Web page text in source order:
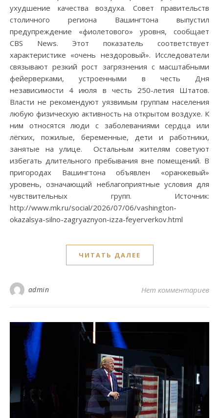
ухудшение качества воздуха. Совет правительств
столичного региона Вашингтона выпустил
предупреждение «фиолетового» уровня, сообщает
CBS News. Этот показатель соответствует
характеристике «очень нездоровый». Исследователи
связывают резкий рост загрязнения с масштабными
фейерверками, устроенными в честь Дня
независимости 4 июля в честь 250-летия Штатов.
Власти не рекомендуют уязвимым группам населения
любую физическую активность на открытом воздухе. К
ним относятся люди с заболеваниями сердца или
лёгких, пожилые, беременные, дети и работники,
занятые на улице. Остальным жителям советуют
избегать длительного пребывания вне помещений. В
пригородах Вашингтона объявлен «оранжевый»
уровень, означающий неблагоприятные условия для
чувствительных групп. Источник:
http://www.mk.ru/social/2026/07/06/vashington-
okazalsya-silno-zagryaznyon-izza-feyerverkov.html
ЧИТАТЬ ДАЛЕЕ
admin Нет комментариев